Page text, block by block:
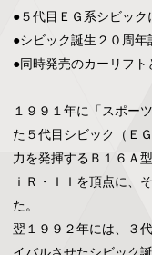
●５代目ＥＧ系シビッ
●シビック誕生２０周年
●同時発売のカーリフト
１９９１年に「スポー
た５代目シビック（Ｅ
力を発揮するＢ１６Ａ
ｉＲ・ＩＩを頂点に、
た。
翌１９９２年には、３